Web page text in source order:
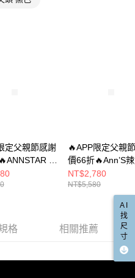
定父親節感謝
蕾
妹特務過膝
絨布尖頭長靴
🔥APP限定父親
價66折🔥Ann’S
天長腿-彈力皮革
鍊粗跟高跟過膝
NT$2,780
NT$5,580
格 相關推薦
AI
找
尺
寸